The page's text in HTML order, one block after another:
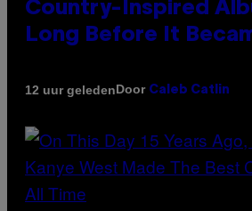
Country-Inspired
Long Before It
12 uur geledenDoor Caleb Catlin